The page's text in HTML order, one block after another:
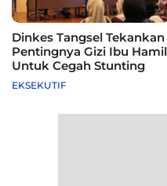
Dinkes Tangsel Tekankan
Pentingnya Gizi Ibu Hamil
Untuk Cegah Stunting
EKSEKUTIF